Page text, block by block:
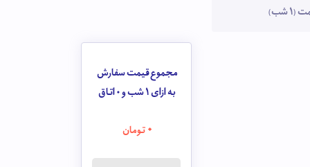
شب)
مجموع قیمت سفارش
به ازای 1 شب و
0اتاق
0تومان